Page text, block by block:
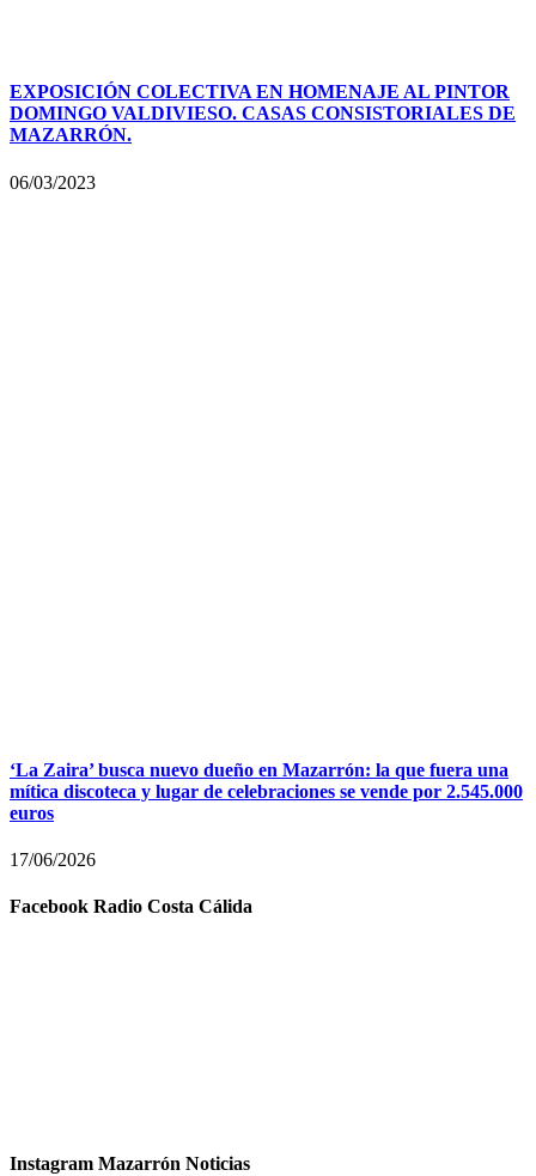
EXPOSICIÓN COLECTIVA EN HOMENAJE AL PINTOR
DOMINGO VALDIVIESO. CASAS CONSISTORIALES DE
MAZARRÓN.
06/03/2023
‘La Zaira’ busca nuevo dueño en Mazarrón: la que fuera una
mítica discoteca y lugar de celebraciones se vende por 2.545.000
euros
17/06/2026
Facebook Radio Costa Cálida
Instagram Mazarrón Noticias